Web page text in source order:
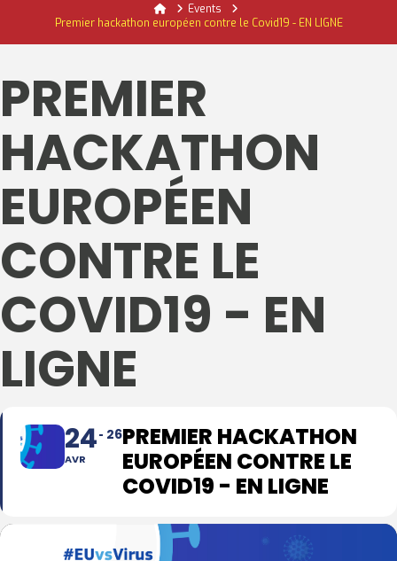
ACTUALITÉ DE L'UNION EUROPÉENNE, ACTUALITÉ DE LA REPRÉSENTATION D’OCCITANIE EUROPE, NUMÉRIQUE- DIGITAL
HomeEvents
Premier hackathon européen contre le Covid19 - EN LIGNE
PREMIER
HACKATHON
EUROPÉEN
CONTRE LE
COVID19 - EN
LIGNE
24
AVR
26PREMIER HACKATHON
EUROPÉEN CONTRE LE
COVID19 - EN LIGNE